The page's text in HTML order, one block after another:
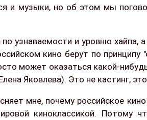
и музыки, но об этом мы
узнаваемости и уровню хайпа,
кино берут по
может оказаться какой-
Яковлева). Это не кастинг,
мне, почему российское
киноклассикой. Потому